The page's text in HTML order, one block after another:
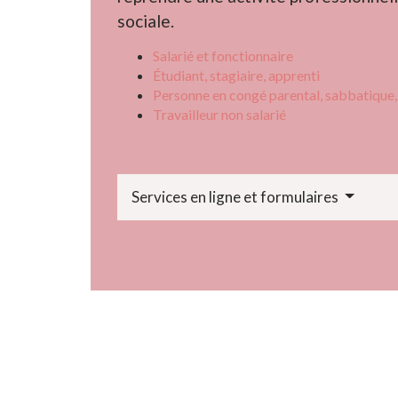
sociale.
Salarié et fonctionnaire
Étudiant, stagiaire, apprenti
Personne en congé parental,
Travailleur non salarié
Services en ligne et formulaires